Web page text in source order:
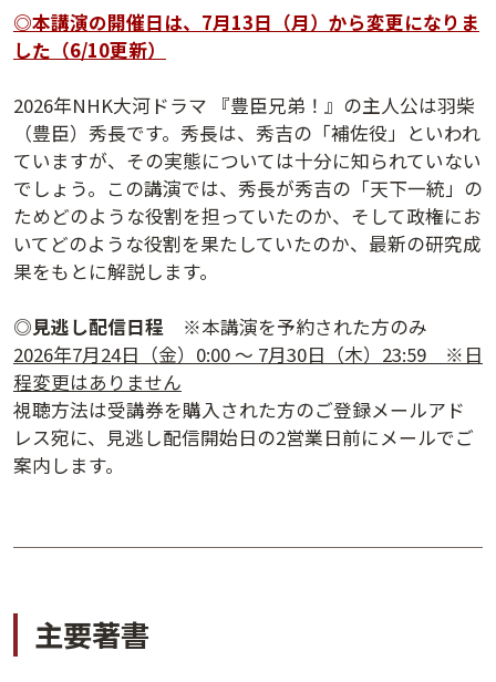
◎本講演の開催日は、7月13日（月）から変更になりま
した（6/10更新）
2026年NHK大河ドラマ 『豊臣兄弟！』の主人公は羽柴
（豊臣）秀長です。秀長は、秀吉の「補佐役」といわれ
ていますが、その実態については十分に知られていない
でしょう。この講演では、秀長が秀吉の「天下一統」の
ためどのような役割を担っていたのか、そして政権にお
いてどのような役割を果たしていたのか、最新の研究成
果をもとに解説します。
◎見逃し配信日程※本講演を予約された方のみ
2026年7月24日（金）0:00 ～ 7月30日（木）23:59 ※日
程変更はありません
視聴方法は受講券を購入された方のご登録メールアド
レス宛に、見逃し配信開始日の2営業日前にメールでご
案内します。
主要著書
7日間無料体験